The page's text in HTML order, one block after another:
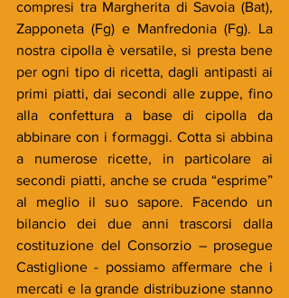
compresi tra Margherita di Savoia (Bat),
Zapponeta (Fg) e Manfredonia (Fg). La
nostra cipolla è versatile, si presta bene
per ogni tipo di ricetta, dagli antipasti ai
primi piatti, dai secondi alle zuppe, fino
alla confettura a base di cipolla da
abbinare con i formaggi. Cotta si abbina
a numerose ricette, in particolare ai
secondi piatti, anche se cruda “esprime”
al meglio il suo sapore. Facendo un
bilancio dei due anni trascorsi dalla
costituzione del Consorzio – prosegue
Castiglione - possiamo affermare che i
mercati e la grande distribuzione stanno